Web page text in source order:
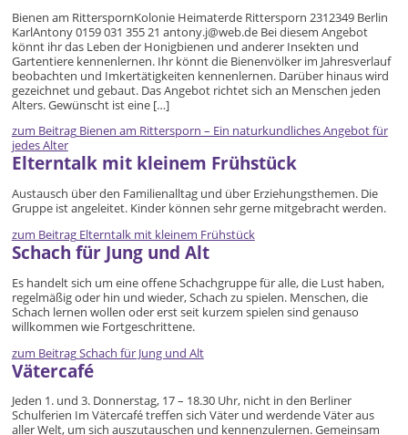
Bienen am RitterspornKolonie Heimaterde Rittersporn 2312349 Berlin
KarlAntony 0159 031 355 21 antony.j@web.de Bei diesem Angebot
könnt ihr das Leben der Honigbienen und anderer Insekten und
Gartentiere kennenlernen. Ihr könnt die Bienenvölker im Jahresverlauf
beobachten und Imkertätigkeiten kennenlernen. Darüber hinaus wird
gezeichnet und gebaut. Das Angebot richtet sich an Menschen jeden
Alters. Gewünscht ist eine […]
zum Beitrag Bienen am Rittersporn – Ein naturkundliches Angebot für
jedes Alter
Elterntalk mit kleinem Frühstück
Austausch über den Familienalltag und über Erziehungsthemen. Die
Gruppe ist angeleitet. Kinder können sehr gerne mitgebracht werden.
zum Beitrag Elterntalk mit kleinem Frühstück
Schach für Jung und Alt
Es handelt sich um eine offene Schachgruppe für alle, die Lust haben,
regelmäßig oder hin und wieder, Schach zu spielen. Menschen, die
Schach lernen wollen oder erst seit kurzem spielen sind genauso
willkommen wie Fortgeschrittene.
zum BeitragSchach für Jung und Alt
Vätercafé
Jeden 1. und 3. Donnerstag, 17 – 18.30 Uhr, nicht in den Berliner
Schulferien Im Vätercafé treffen sich Väter und werdende Väter aus
aller Welt, um sich auszutauschen und kennenzulernen. Gemeinsam